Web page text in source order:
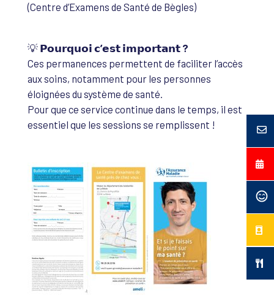
(Centre d’Examens de Santé de Bègles)
💡 𝗣𝗼𝘂𝗿𝗾𝘂𝗼𝗶 𝗰’𝗲𝘀𝘁 𝗶𝗺𝗽𝗼𝗿𝘁𝗮𝗻𝘁 ?
Ces permanences permettent de faciliter l’accès
aux soins, notamment pour les personnes
éloignées du système de santé.
Pour que ce service continue dans le temps, il est
essentiel que les sessions se remplissent !